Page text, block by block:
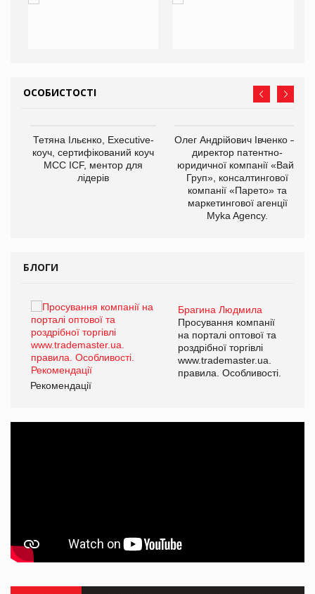
ОСОБИСТОСТІ
Тетяна Ільєнко, Executive-
коуч, сертифікований коуч
МСС ICF, ментор для
лідерів
Олег Андрійович Івченко —
директор патентно-
юридичної компанії «Вайз
Груп», консалтингової
компанії «Парето» та
маркетингової агенції
Myka Agency.
БЛОГИ
Брагина Людмила
Просування компанії
на порталі оптової та
роздрібної торгівлі
www.trademaster.ua.
правила. Особливості.
Рекомендації